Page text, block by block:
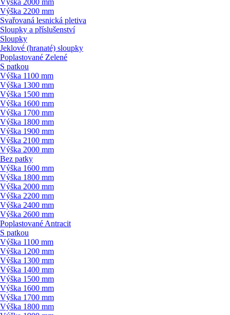
Výška 2000 mm
Výška 2200 mm
Svařovaná lesnická pletiva
Sloupky a příslušenství
Sloupky
Jeklové (hranaté) sloupky
Poplastované Zelené
S patkou
Výška 1100 mm
Výška 1300 mm
Výška 1500 mm
Výška 1600 mm
Výška 1700 mm
Výška 1800 mm
Výška 1900 mm
Výška 2100 mm
Výška 2000 mm
Bez patky
Výška 1600 mm
Výška 1800 mm
Výška 2000 mm
Výška 2200 mm
Výška 2400 mm
Výška 2600 mm
Poplastované Antracit
S patkou
Výška 1100 mm
Výška 1200 mm
Výška 1300 mm
Výška 1400 mm
Výška 1500 mm
Výška 1600 mm
Výška 1700 mm
Výška 1800 mm